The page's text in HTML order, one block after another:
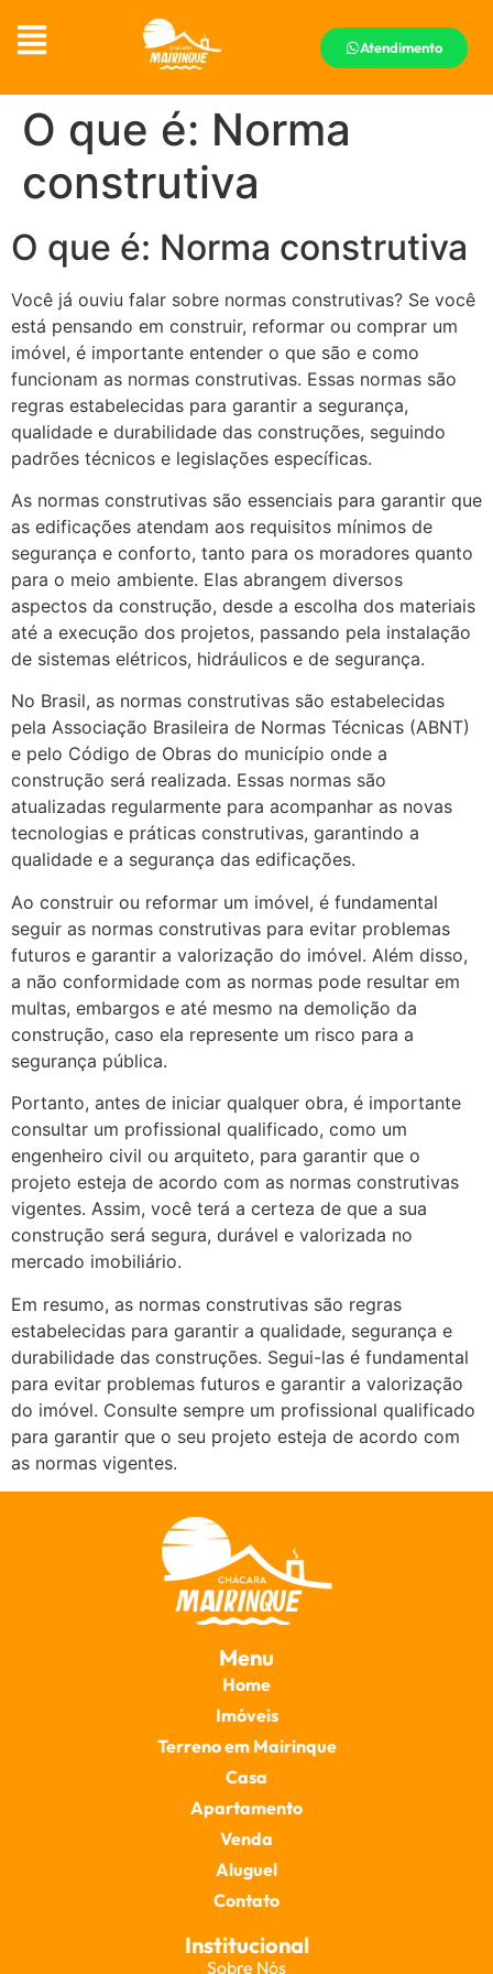
Atendimento
O que é: Norma
construtiva
O que é: Norma construtiva
Você já ouviu falar sobre normas construtivas? Se você
está pensando em construir, reformar ou comprar um
imóvel, é importante entender o que são e como
funcionam as normas construtivas. Essas normas são
regras estabelecidas para garantir a segurança,
qualidade e durabilidade das construções, seguindo
padrões técnicos e legislações específicas.
As normas construtivas são essenciais para garantir que
as edificações atendam aos requisitos mínimos de
segurança e conforto, tanto para os moradores quanto
para o meio ambiente. Elas abrangem diversos
aspectos da construção, desde a escolha dos materiais
até a execução dos projetos, passando pela instalação
de sistemas elétricos, hidráulicos e de segurança.
No Brasil, as normas construtivas são estabelecidas
pela Associação Brasileira de Normas Técnicas (ABNT)
e pelo Código de Obras do município onde a
construção será realizada. Essas normas são
atualizadas regularmente para acompanhar as novas
tecnologias e práticas construtivas, garantindo a
qualidade e a segurança das edificações.
Ao construir ou reformar um imóvel, é fundamental
seguir as normas construtivas para evitar problemas
futuros e garantir a valorização do imóvel. Além disso,
a não conformidade com as normas pode resultar em
multas, embargos e até mesmo na demolição da
construção, caso ela represente um risco para a
segurança pública.
Portanto, antes de iniciar qualquer obra, é importante
consultar um profissional qualificado, como um
engenheiro civil ou arquiteto, para garantir que o
projeto esteja de acordo com as normas construtivas
vigentes. Assim, você terá a certeza de que a sua
construção será segura, durável e valorizada no
mercado imobiliário.
Em resumo, as normas construtivas são regras
estabelecidas para garantir a qualidade, segurança e
durabilidade das construções. Segui-las é fundamental
para evitar problemas futuros e garantir a valorização
do imóvel. Consulte sempre um profissional qualificado
para garantir que o seu projeto esteja de acordo com
as normas vigentes.
Menu
Home
Imóveis
Terreno em Mairinque
Casa
Apartamento
Venda
Aluguel
Contato
Institucional
Sobre Nós